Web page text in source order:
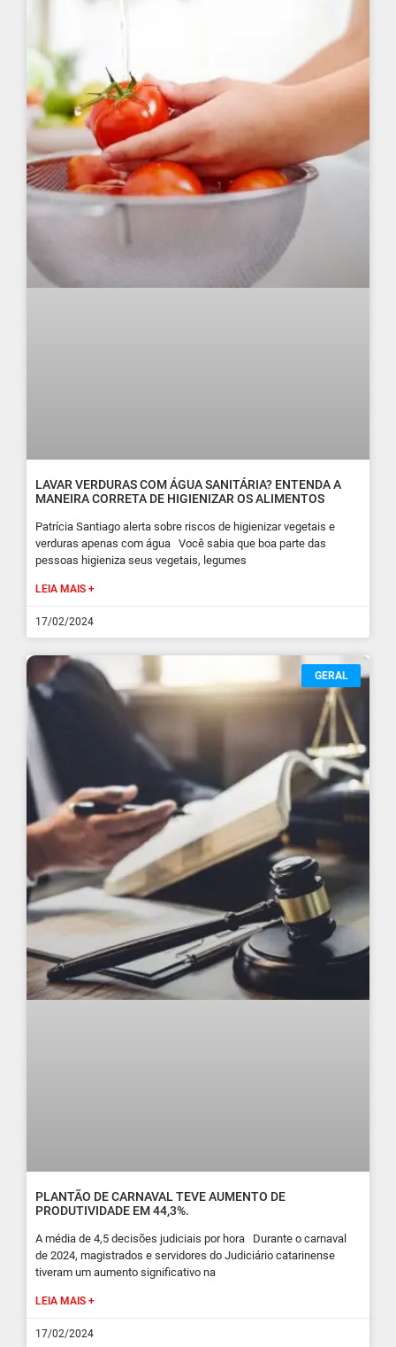
LAVAR VERDURAS COM ÁGUA SANITÁRIA? ENTENDA A
MANEIRA CORRETA DE HIGIENIZAR OS ALIMENTOS
Patrícia Santiago alerta sobre riscos de higienizar vegetais e
verduras apenas com água Você sabia que boa parte das
pessoas higieniza seus vegetais, legumes
LEIA MAIS +
17/02/2024
GERAL
PLANTÃO DE CARNAVAL TEVE AUMENTO DE
PRODUTIVIDADE EM 44,3%.
A média de 4,5 decisões judiciais por hora Durante o carnaval
de 2024, magistrados e servidores do Judiciário catarinense
tiveram um aumento significativo na
LEIA MAIS +
17/02/2024